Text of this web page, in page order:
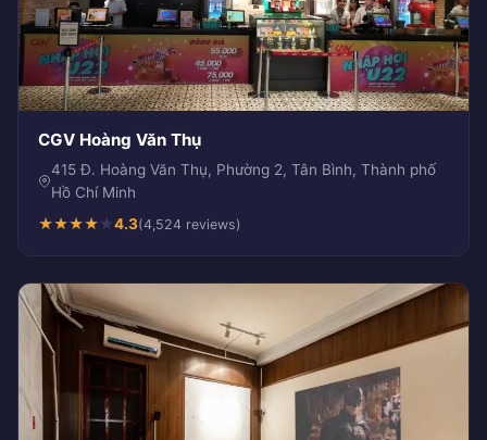
CGV Hoàng Văn Thụ
415 Đ. Hoàng Văn Thụ, Phường 2, Tân Bình, Thành phố
Hồ Chí Minh
★★★★★4.3(4,524 reviews)